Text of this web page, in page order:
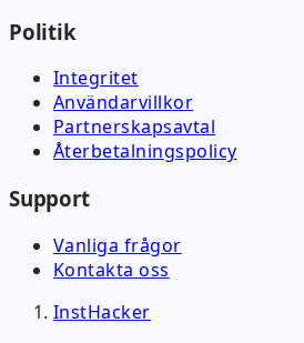
Politik
Integritet
Användarvillkor
Partnerskapsavtal
Återbetalningspolicy
Support
Vanliga frågor
Kontakta oss
InstHacker